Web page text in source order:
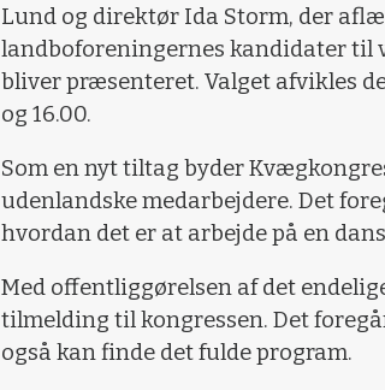
Lund og direktør Ida Storm, der
landboforeningernes kandidater til
bliver præsenteret. Valget afvikles
og 16.00.
Som en nyt tiltag byder
udenlandske medarbejdere. Det
hvordan det er at arbejde på en
Med offentliggørelsen af det
tilmelding til kongressen. Det
også kan finde det fulde program.